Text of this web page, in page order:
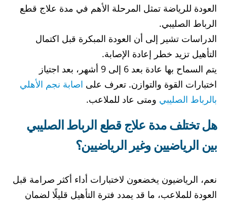
العودة للرياضة تمثل المرحلة الأهم في مدة علاج قطع
الرباط الصليبي.
الدراسات تشير إلى أن العودة المبكرة قبل اكتمال
التأهيل تزيد خطر إعادة الإصابة.
يتم السماح بها عادة بعد 6 إلى 9 أشهر، بعد اجتياز
اختبارات القوة والتوازن. تعرف على اصابة نجم الأهلي
بالرباط الصليبي ومتى عاد للملاعب.
هل تختلف مدة علاج قطع الرباط الصليبي
بين الرياضيين وغير الرياضيين؟
نعم، الرياضيون يخضعون لاختبارات أداء أكثر صرامة قبل
العودة للملاعب، ما قد يمدد فترة التأهيل قليلًا لضمان